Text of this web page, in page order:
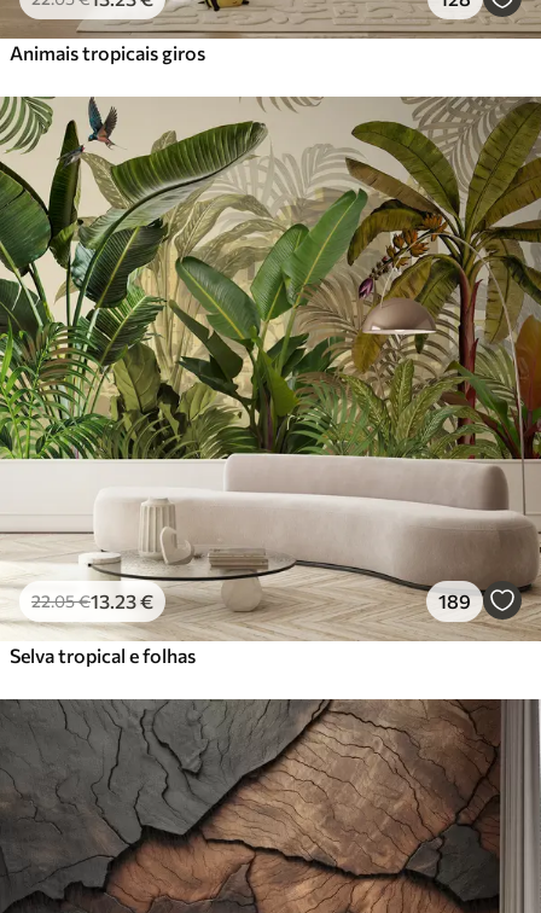
Animais tropicais giros
22.05€13.23€ 189
Selva tropical e folhas